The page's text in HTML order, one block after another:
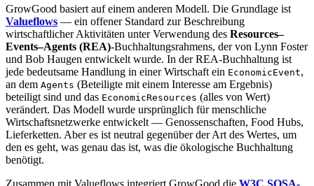
GrowGood basiert auf einem anderen Modell. Die Grundlage ist
Valueflows — ein offener Standard zur Beschreibung
wirtschaftlicher Aktivitäten unter Verwendung des Resources–
Events–Agents (REA)-Buchhaltungsrahmens, der von Lynn Foster
und Bob Haugen entwickelt wurde. In der REA-Buchhaltung ist
jede bedeutsame Handlung in einer Wirtschaft ein EconomicEvent,
an dem Agents (Beteiligte mit einem Interesse am Ergebnis)
beteiligt sind und das EconomicResources (alles von Wert)
verändert. Das Modell wurde ursprünglich für menschliche
Wirtschaftsnetzwerke entwickelt — Genossenschaften, Food Hubs,
Lieferketten. Aber es ist neutral gegenüber der Art des Wertes, um
den es geht, was genau das ist, was die ökologische Buchhaltung
benötigt.